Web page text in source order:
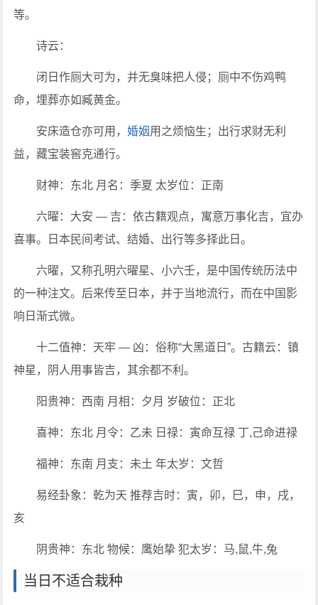
等。
诗云：
闭日作厕大可为，并无臭味把人侵；厕中不伤鸡鸭
命，埋葬亦如臧黄金。
安床造仓亦可用，婚姻用之烦恼生；出行求财无利
益，藏宝装窖克通行。
财神：东北 月名：季夏 太岁位：正南
六曜：大安 — 吉：依古籍观点，寓意万事化吉，宜办
喜事。日本民间考试、结婚、出行等多择此日。
六曜，又称孔明六曜星、小六壬，是中国传统历法中
的一种注文。后来传至日本，并于当地流行，而在中国影
响日渐式微。
十二值神：天牢 — 凶：俗称“大黑道日”。古籍云：镇
神星，阴人用事皆吉，其余都不利。
阳贵神：西南 月相：夕月 岁破位：正北
喜神：东北 月令：乙未 日禄：寅命互禄 丁,己命进禄
福神：东南 月支：未土 年太岁：文哲
易经卦象：乾为天 推荐吉时：寅，卯，巳，申，戌，
亥
阴贵神：东北 物候：鹰始挚 犯太岁：马,鼠,牛,兔
当日不适合栽种